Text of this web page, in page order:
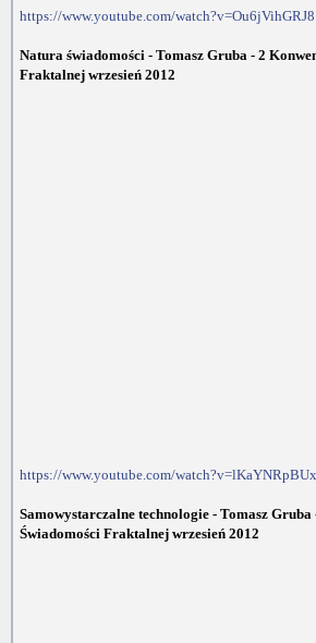
https://www.youtube.com/watch?v=Ou6jVihGRJ8
Natura świadomości - Tomasz Gruba - 2
Fraktalnej wrzesień 2012
https://www.youtube.com/
Samowystarczalne technologie - Tomasz Gruba
Świadomości Fraktalnej wrzesień 2012